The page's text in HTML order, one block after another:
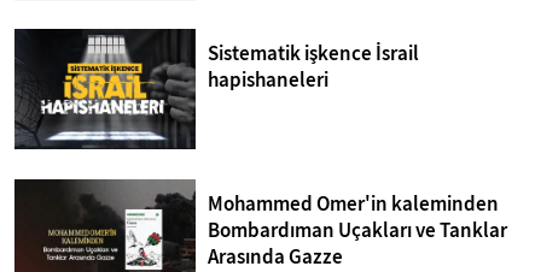
Sistematik işkence İsrail
hapishaneleri
Mohammed Omer'in kaleminden
Bombardıman Uçakları ve Tanklar
Arasında Gazze